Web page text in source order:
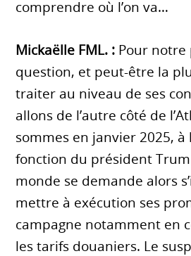
comprendre où l’on va…
Mickaëlle FML. : Pour
question, et peut-être la
traiter au niveau de ses
allons de l’autre côté de
sommes en janvier 2025, à
fonction du président
monde se demande alors
mettre à exécution ses
campagne notamment en
les tarifs douaniers. Le